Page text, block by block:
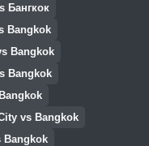
Бангкок
Bangkok
Bangkok
Bangkok
vs Bangkok
Bangkok